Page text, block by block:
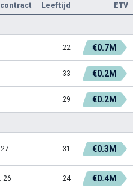
Leeftijd ETV
22 €0.7M
33 €0.2M
29 €0.2M
31 €0.3M
26 24 €0.4M